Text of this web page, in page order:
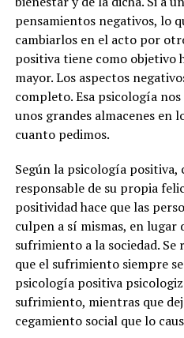
pensamientos negativos, lo
cambiarlos en el acto por
positiva tiene como objetivo
mayor. Los aspectos
completo. Esa psicología
unos grandes almacenes en
cuanto pedimos.
Según la psicología positiva,
responsable de su propia
positividad hace que las
culpen a sí mismas, en lugar
sufrimiento a la sociedad.
que el sufrimiento siempre
psicología positiva
sufrimiento, mientras que
cegamiento social que lo